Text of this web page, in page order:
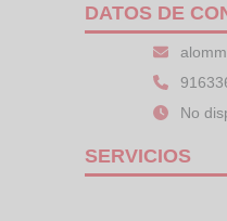
DATOS DE
No
SERVICIOS